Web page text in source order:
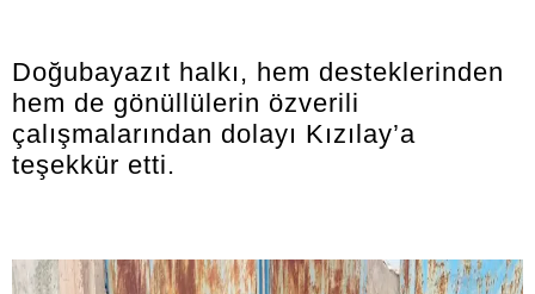
Doğubayazıt halkı, hem desteklerinden
hem de gönüllülerin özverili
çalışmalarından dolayı Kızılay’a
teşekkür etti.